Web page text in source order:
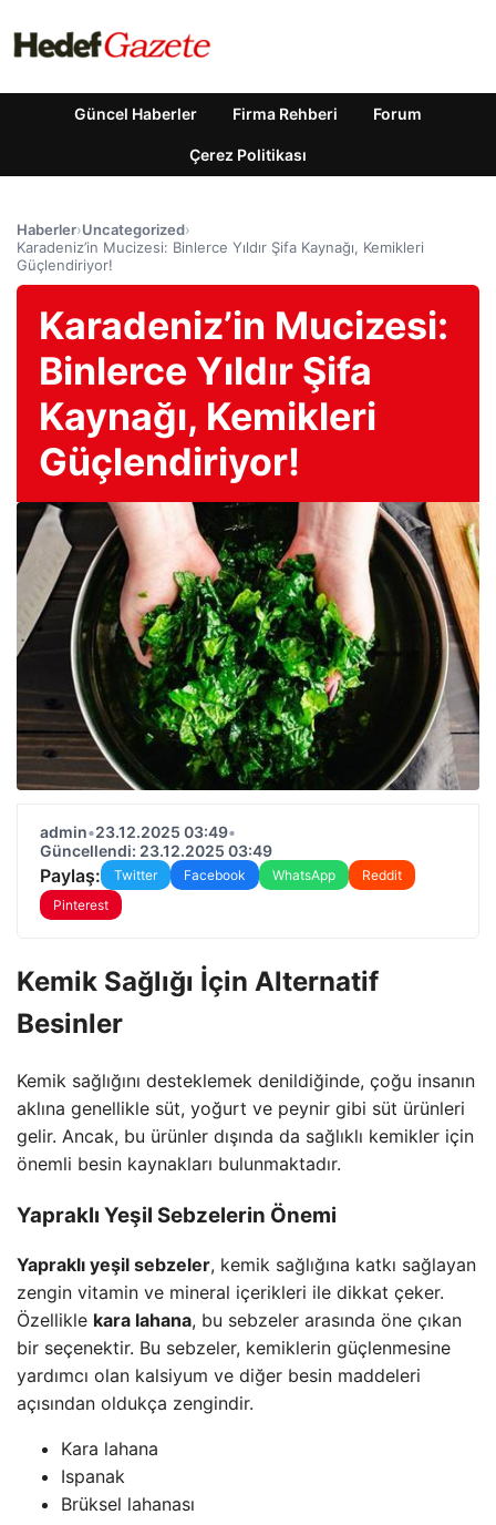
Güncel Haberler Firma Rehberi Forum
Çerez Politikası
Haberler›Uncategorized›
Karadeniz’in Mucizesi: Binlerce Yıldır Şifa Kaynağı, Kemikleri
Güçlendiriyor!
Karadeniz’in Mucizesi:
Binlerce Yıldır Şifa
Kaynağı, Kemikleri
Güçlendiriyor!
admin•23.12.2025 03:49•
Güncellendi: 23.12.2025 03:49
Paylaş: Twitter Facebook WhatsApp
Reddit
Pinterest
Kemik Sağlığı İçin Alternatif
Besinler
Kemik sağlığını desteklemek denildiğinde, çoğu insanın
aklına genellikle süt, yoğurt ve peynir gibi süt ürünleri
gelir. Ancak, bu ürünler dışında da sağlıklı kemikler için
önemli besin kaynakları bulunmaktadır.
Yapraklı Yeşil Sebzelerin Önemi
Yapraklı yeşil sebzeler, kemik sağlığına katkı sağlayan
zengin vitamin ve mineral içerikleri ile dikkat çeker.
Özellikle kara lahana, bu sebzeler arasında öne çıkan
bir seçenektir. Bu sebzeler, kemiklerin güçlenmesine
yardımcı olan kalsiyum ve diğer besin maddeleri
açısından oldukça zengindir.
Kara lahana
Ispanak
Brüksel lahanası